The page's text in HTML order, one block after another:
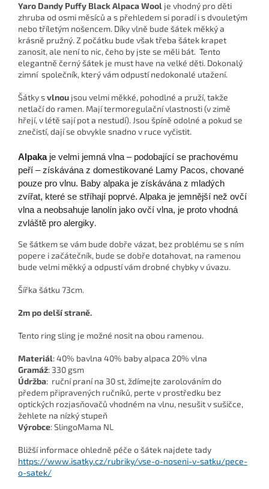
Yaro Dandy Puffy Black Alpaca Wool je vhodný pro děti
zhruba od osmi měsíců a s přehledem si poradí i s dvouletým
nebo tříletým nošencem. Díky vlně bude šátek měkký a
krásně pružný. Z počátku bude však třeba šátek krapet
zanosit, ale není to nic, čeho by jste se měli bát. Tento
elegantně černý šátek je must have na velké děti. Dokonalý
zimní společník, který vám odpustí nedokonalé utažení.
Šátky svlnou jsou velmi měkké, pohodlné a pruží, takže
netlačí do ramen. Mají termoregulační vlastnosti (v zimě
hřejí, v létě sají pot a nestudí). Jsou špíně odolné a pokud se
znečistí, dají se obvykle snadno v ruce vyčistit.
Alpakaje velmi jemná vlna – podobající se prachovému
peří – získávána z domestikované Lamy Pacos, chované
pouze pro vlnu. Baby alpaka je získávána z mladých
zvířat, které se stříhají poprvé. Alpaka je jemnější než ovčí
vlna a neobsahuje lanolín jako ovčí vlna, je proto vhodná
zvláště pro alergiky.
Se šátkem se vám bude dobře vázat, bez problému se s ním
popere i začátečník, bude se dobře dotahovat, na ramenou
bude velmi měkký a odpustí vám drobné chybky v úvazu.
Šířka šátku 73cm.
2m po delší straně.
Tento ring sling je možné nosit na obou ramenou.
Materiál: 40% bavlna 40% baby alpaca 20% vlna
Gramáž: 330 gsm
Údržba: ruční praní na 30 st, ždímejte zarolováním do
předem připravených ručníků, perte v prostředku bez
optických rozjasňovačů vhodném na vlnu, nesušit v sušičce,
žehlete na nízký stupeň
Výrobce: SlingoMama NL
Bližší informace ohledně péče o šátek najdete tady
https://www.isatky.cz/rubriky/vse-o-noseni-v-satku/pece-
o-satek/